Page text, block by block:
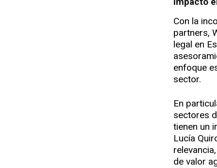
Con la
partners,
legal en
enfoque
sector.
En
sectores
tienen un
Lucía
de valor